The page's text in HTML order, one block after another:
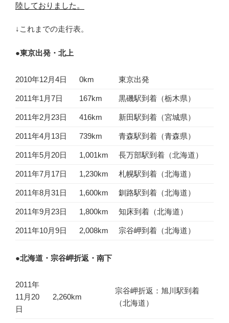
陸しておりました。
↓これまでの走行表。
●東京出発・北上
2010年12月4日 0km 東京出発
2011年1月7日 167km 黒磯駅到着（栃木県）
2011年2月23日 416km 新田駅到着（宮城県）
2011年4月13日 739km 青森駅到着（青森県）
2011年5月20日 1,001km 長万部駅到着（北海道）
2011年7月17日 1,230km 札幌駅到着（北海道）
2011年8月31日 1,600km 釧路駅到着（北海道）
2011年9月23日 1,800km 知床到着（北海道）
2011年10月9日 2,008km 宗谷岬到着（北海道）
●北海道・宗谷岬折返・南下
2011年
11月20
日
2,260km
宗谷岬折返：旭川駅到着
（北海道）